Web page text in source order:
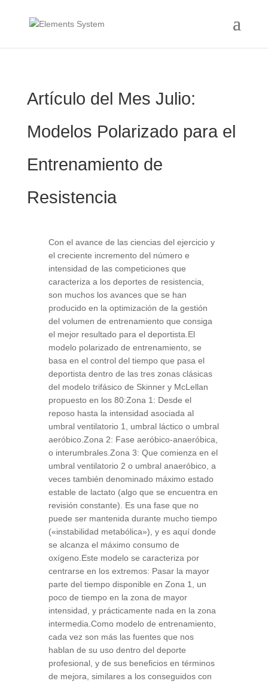
Artículo del Mes Julio:
Modelos Polarizado para el
Entrenamiento de
Resistencia
Con el avance de las ciencias del ejercicio y
el creciente incremento del número e
intensidad de las competiciones que
caracteriza a los deportes de resistencia,
son muchos los avances que se han
producido en la optimización de la gestión
del volumen de entrenamiento que consiga
el mejor resultado para el deportista.El
modelo polarizado de entrenamiento, se
basa en el control del tiempo que pasa el
deportista dentro de las tres zonas clásicas
del modelo trifásico de Skinner y McLellan
propuesto en los 80:Zona 1: Desde el
reposo hasta la intensidad asociada al
umbral ventilatorio 1, umbral láctico o umbral
aeróbico.Zona 2: Fase aeróbico-anaeróbica,
o interumbrales.Zona 3: Que comienza en el
umbral ventilatorio 2 o umbral anaeróbico, a
veces también denominado máximo estado
estable de lactato (algo que se encuentra en
revisión constante). Es una fase que no
puede ser mantenida durante mucho tiempo
(«instabilidad metabólica»), y es aquí donde
se alcanza el máximo consumo de
oxígeno.Este modelo se caracteriza por
centrarse en los extremos: Pasar la mayor
parte del tiempo disponible en Zona 1, un
poco de tiempo en la zona de mayor
intensidad, y prácticamente nada en la zona
intermedia.Como modelo de entrenamiento,
cada vez son más las fuentes que nos
hablan de su uso dentro del deporte
profesional, y de sus beneficios en términos
de mejora, similares a los conseguidos con